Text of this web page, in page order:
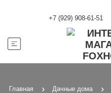
+7 (929) 908-61-51
Главная Дачные дома